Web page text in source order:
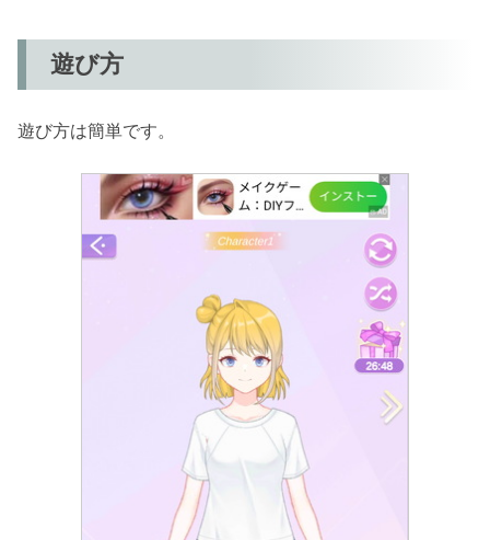
遊び方
遊び方は簡単です。